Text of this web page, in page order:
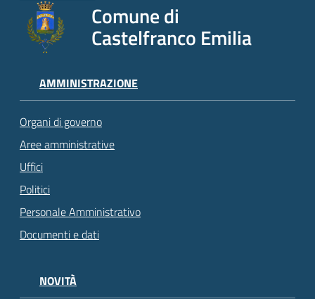
Comune di
Castelfranco Emilia
AMMINISTRAZIONE
Organi di governo
Aree amministrative
Uffici
Politici
Personale Amministrativo
Documenti e dati
NOVITÀ